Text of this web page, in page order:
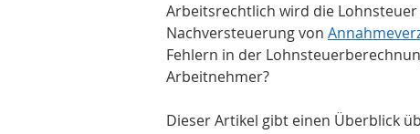
Arbeitsrechtlich wird die
Nachversteuerung von
Fehlern in der
Arbeitnehmer?
Dieser Artikel gibt einen Überblick